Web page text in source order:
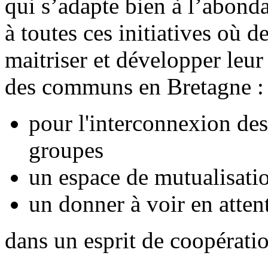
qui s’adapte bien à
à toutes ces initiatives où
maitriser et développer
des communs en Bretagne :
pour l'interconnexion
groupes
un espace de
un donner à voir en
dans un esprit de